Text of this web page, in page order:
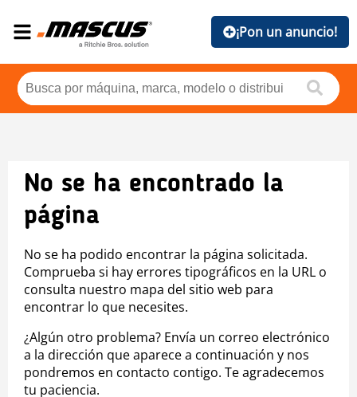
¡Pon un anuncio!
No se ha encontrado la
página
No se ha podido encontrar la página solicitada.
Comprueba si hay errores tipográficos en la URL o
consulta nuestro mapa del sitio web para
encontrar lo que necesites.
¿Algún otro problema? Envía un correo electrónico
a la dirección que aparece a continuación y nos
pondremos en contacto contigo. Te agradecemos
tu paciencia.